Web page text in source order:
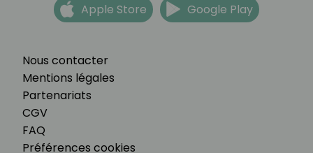
Nous contacter
Mentions légales
Partenariats
CGV
FAQ
Préférences cookies
Apple Store Google Play